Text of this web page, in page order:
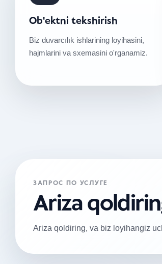
Ob'ektni tekshirish
Biz duvarcılık ishlarining loyihasini,
hajmlarini va sxemasini o'rganamiz.
ЗАПРОС ПО УСЛУГЕ
Ariza
Ariza qoldiring, va biz loyihangiz